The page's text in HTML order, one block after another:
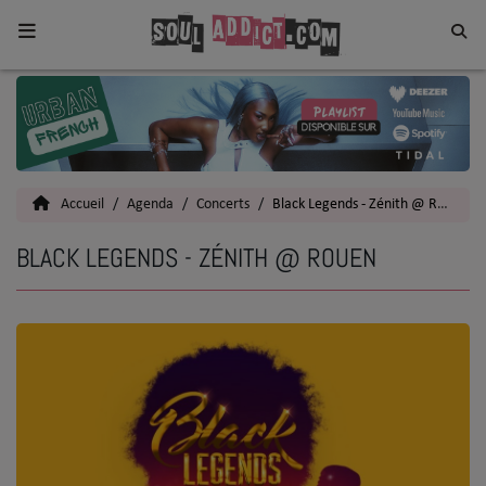
Home
Toutes les News
Actu
Accueil Agenda Concerts Black Legends - Zénith @ Rouen
BLACK LEGENDS - ZÉNITH @ ROUEN